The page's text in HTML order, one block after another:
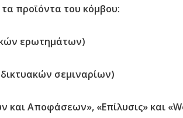
τα προϊόντα του κόμβου:
ερωτημάτων)
σεμιναρίων)
και Αποφάσεων», «Επίλυσις» και